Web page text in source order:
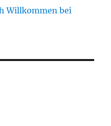
Willkommen bei